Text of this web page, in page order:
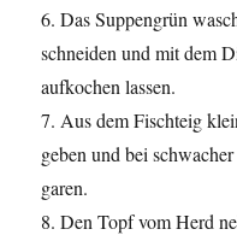
6. Das Suppengrün
schneiden und mit dem
aufkochen lassen.
7. Aus dem Fischteig
geben und bei
garen.
8. Den Topf vom Herd